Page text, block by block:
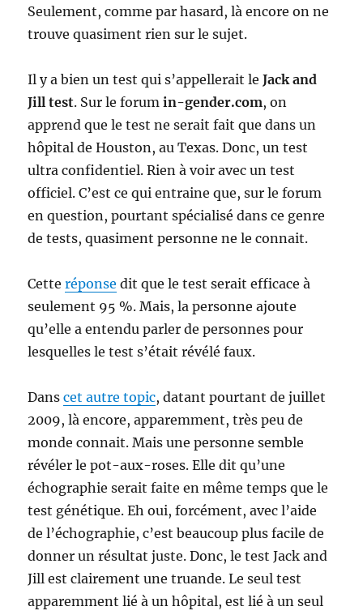
Seulement, comme par hasard, là encore on ne
trouve quasiment rien sur le sujet.
Il y a bien un test qui s’appellerait leJack and
Jill test. Sur le forumin-gender.com, on
apprend que le test ne serait fait que dans un
hôpital de Houston, au Texas. Donc, un test
ultra confidentiel. Rien à voir avec un test
officiel. C’est ce qui entraine que, sur le forum
en question, pourtant spécialisé dans ce genre
de tests, quasiment personne ne le connait.
Cetteréponse dit que le test serait efficace à
seulement 95 %. Mais, la personne ajoute
qu’elle a entendu parler de personnes pour
lesquelles le test s’était révélé faux.
Danscet autre topic, datant pourtant de juillet
2009, là encore, apparemment, très peu de
monde connait. Mais une personne semble
révéler le pot-aux-roses. Elle dit qu’une
échographie serait faite en même temps que le
test génétique. Eh oui, forcément, avec l’aide
de l’échographie, c’est beaucoup plus facile de
donner un résultat juste. Donc, le test Jack and
Jill est clairement une truande. Le seul test
apparemment lié à un hôpital, est lié à un seul